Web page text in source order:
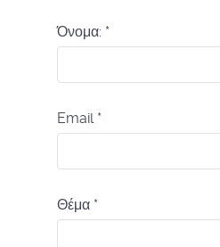
Όνομα: *
Email *
Θέμα *